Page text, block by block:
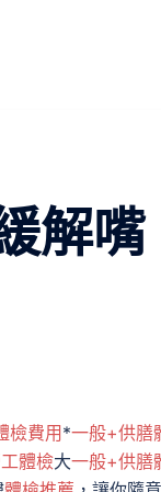
解嘴
檢費用 *一般+供膳
體檢大一般+供膳